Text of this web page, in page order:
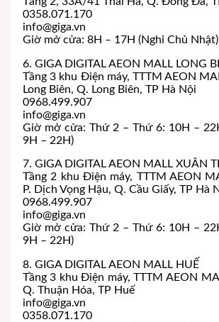
0358.071.170
info@giga.vn
Giờ mở cửa: 8H – 17H (Nghỉ Chủ Nhật)
6. GIGA DIGITAL AEON MALL LONG
Tầng 3 khu Điện máy, TTTM AEON
Long Biên, Q. Long Biên, TP Hà Nội
0968.499.907
info@giga.vn
Giờ mở cửa: Thứ 2 – Thứ 6: 10H –
9H – 22H)
7. GIGA DIGITAL AEON MALL XUÂN
Tầng 2 khu Điện máy, TTTM AEON
P. Dịch Vọng Hậu, Q. Cầu Giấy, TP Hà
0968.499.907
info@giga.vn
Giờ mở cửa: Thứ 2 – Thứ 6: 10H –
9H – 22H)
8. GIGA DIGITAL AEON MALL HUẾ
Tầng 3 khu Điện máy, TTTM AEON
Q. Thuận Hóa, TP Huế
info@giga.vn
0358.071.170